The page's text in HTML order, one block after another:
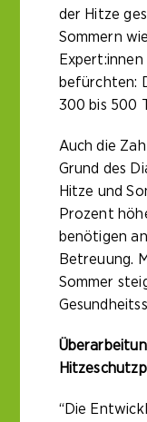
der Hitze
Sommern
befürchten:
300 bis 500
Auch die
Grund des
Hitze und
Prozent
benötigen
Betreuung.
Sommer
“Die